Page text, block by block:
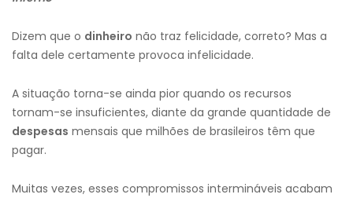
Dizem que o dinheiro não traz felicidade, correto? Mas a
falta dele certamente provoca infelicidade.
A situação torna-se ainda pior quando os recursos
tornam-se insuficientes, diante da grande quantidade de
despesas mensais que milhões de brasileiros têm que
pagar.
Muitas vezes, esses compromissos intermináveis acabam